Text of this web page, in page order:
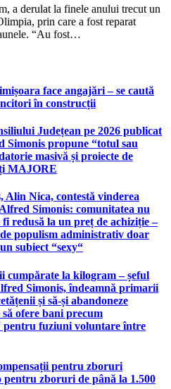
a derulat la finele anului trecut un
prin care a fost reparat
“Au fost…
face angajări – se caută
în construcții
Județean pe 2026 publicat
Simonis propune “totul sau
masivă și proiecte de
MAJORE
Alin Nica, contestă vinderea
Simonis: comunitatea nu
fi redusă la un preț de achiziție –
populism administrativ doar
subiect “sexy“
la kilogram – șeful
Simonis, îndeamnă primarii
și să-și abandoneze
ofere bani precum
pentru fuziuni voluntare între
pentru zboruri
pentru zboruri de până la 1.500